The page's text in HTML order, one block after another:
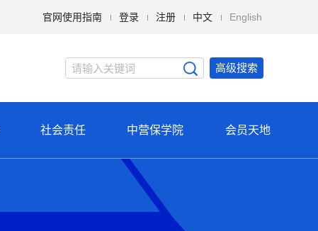
官网使用指南 登录 注册 中文 English
高级搜索
社会责任 中营保学院 会员天地